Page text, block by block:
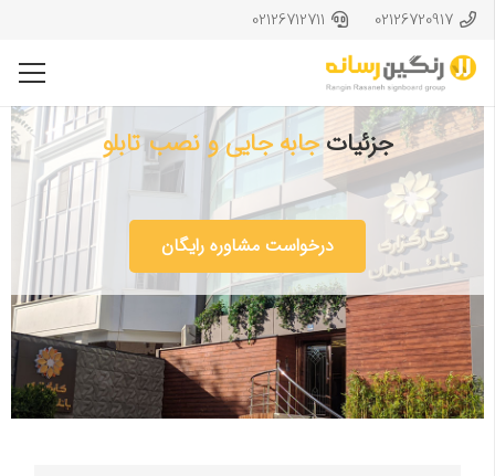
02126720917
02126712711
جزئیاتجابه جایی و نصب تابلو
درخواست مشاوره رایگان